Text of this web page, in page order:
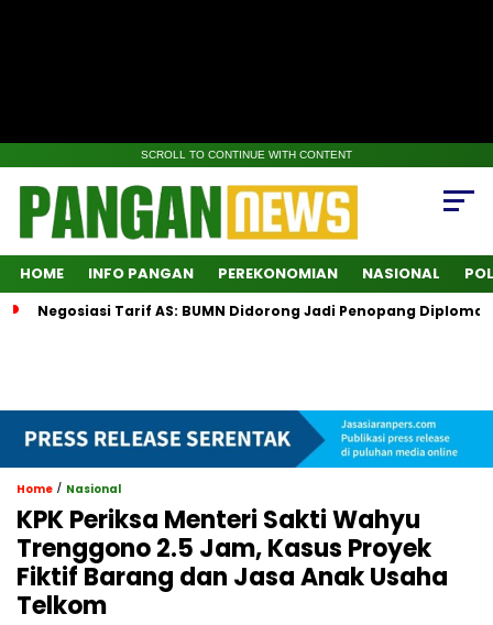
SCROLL TO CONTINUE WITH CONTENT
HOME INFO PANGAN PEREKONOMIAN NASIONAL
Negosiasi Tarif AS: BUMN Didorong Jadi Penopang
Home / Nasional
KPK Periksa Menteri Sakti Wahyu
Trenggono 2.5 Jam, Kasus Proyek
Fiktif Barang dan Jasa Anak Usaha
Telkom